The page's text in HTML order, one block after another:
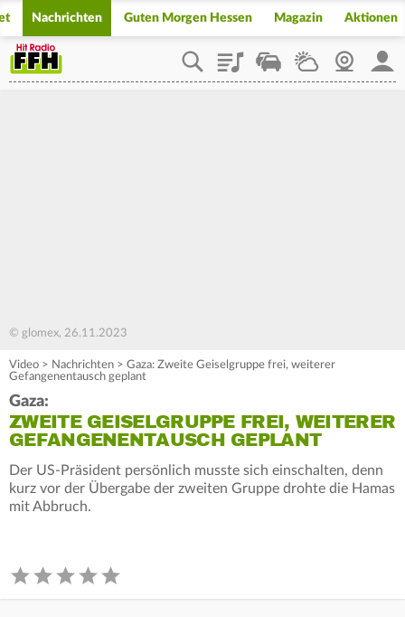
Nachrichten Guten Morgen Hessen Magazin Aktionen
PlaylistStaupilotWetterWebcam
© glomex, 26.11.2023
Video > Nachrichten > Gaza: Zweite Geiselgruppe frei, weiterer
Gefangenentausch geplant
Gaza:
ZWEITE GEISELGRUPPE FREI, WEITERER
GEFANGENENTAUSCH GEPLANT
Der US-Präsident persönlich musste sich einschalten, denn
kurz vor der Übergabe der zweiten Gruppe drohte die Hamas
mit Abbruch.